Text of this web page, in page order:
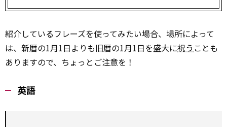
紹介しているフレーズを使ってみたい場合、場所によって
は、新暦の1月1日よりも旧暦の1月1日を盛大に祝う ことも
ありますので、ちょっとご注意を！
英語